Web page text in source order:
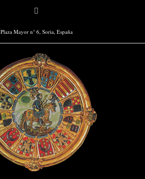
Plaza Mayor n° 6, Soria, España